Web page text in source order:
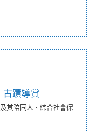
古蹟導賞
其陪同人、綜合社會保